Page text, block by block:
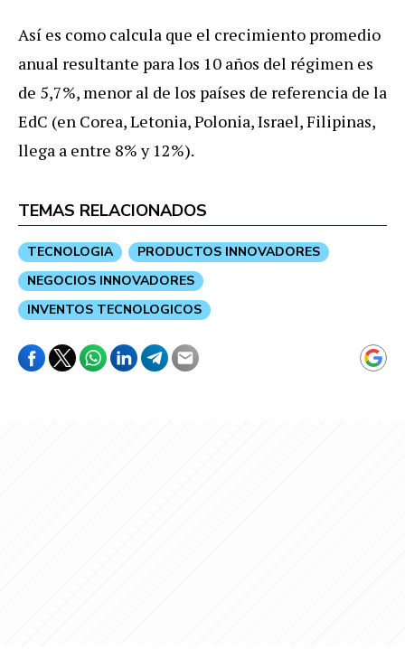
Así es como calcula que el crecimiento promedio
anual resultante para los 10 años del régimen es
de 5,7%, menor al de los países de referencia de la
EdC (en Corea, Letonia, Polonia, Israel, Filipinas,
llega a entre 8% y 12%).
TEMAS RELACIONADOS
TECNOLOGIA
PRODUCTOS INNOVADORES
NEGOCIOS INNOVADORES
INVENTOS TECNOLOGICOS